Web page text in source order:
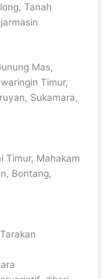
Tanah
Mas,
Timur,
Sukamara,
Timur, Mahakam
Bontang,